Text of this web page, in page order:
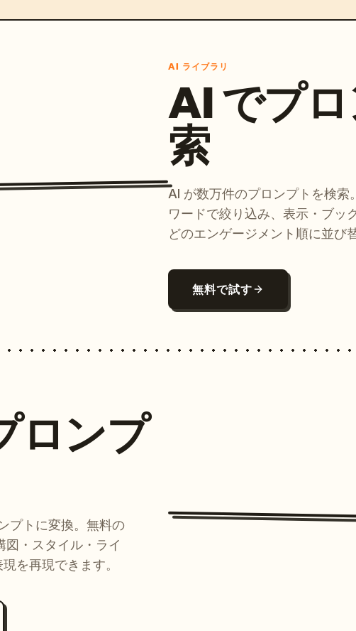
AI ライブラリ
AI でプ
索
AI が数万件のプロンプトを検索
ワードで絞り込み、表示・ブッ
どのエンゲージメント順に並び
無料で試す
ロンプ
プトに変換。無料の
・スタイル・ライ
を再現できます。